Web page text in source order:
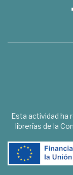
Esta actividad ha
librerías de la